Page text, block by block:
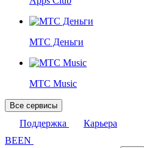
МТС Деньги
МТС Music
Все сервисы
Поддержка
Карьера
BEEN